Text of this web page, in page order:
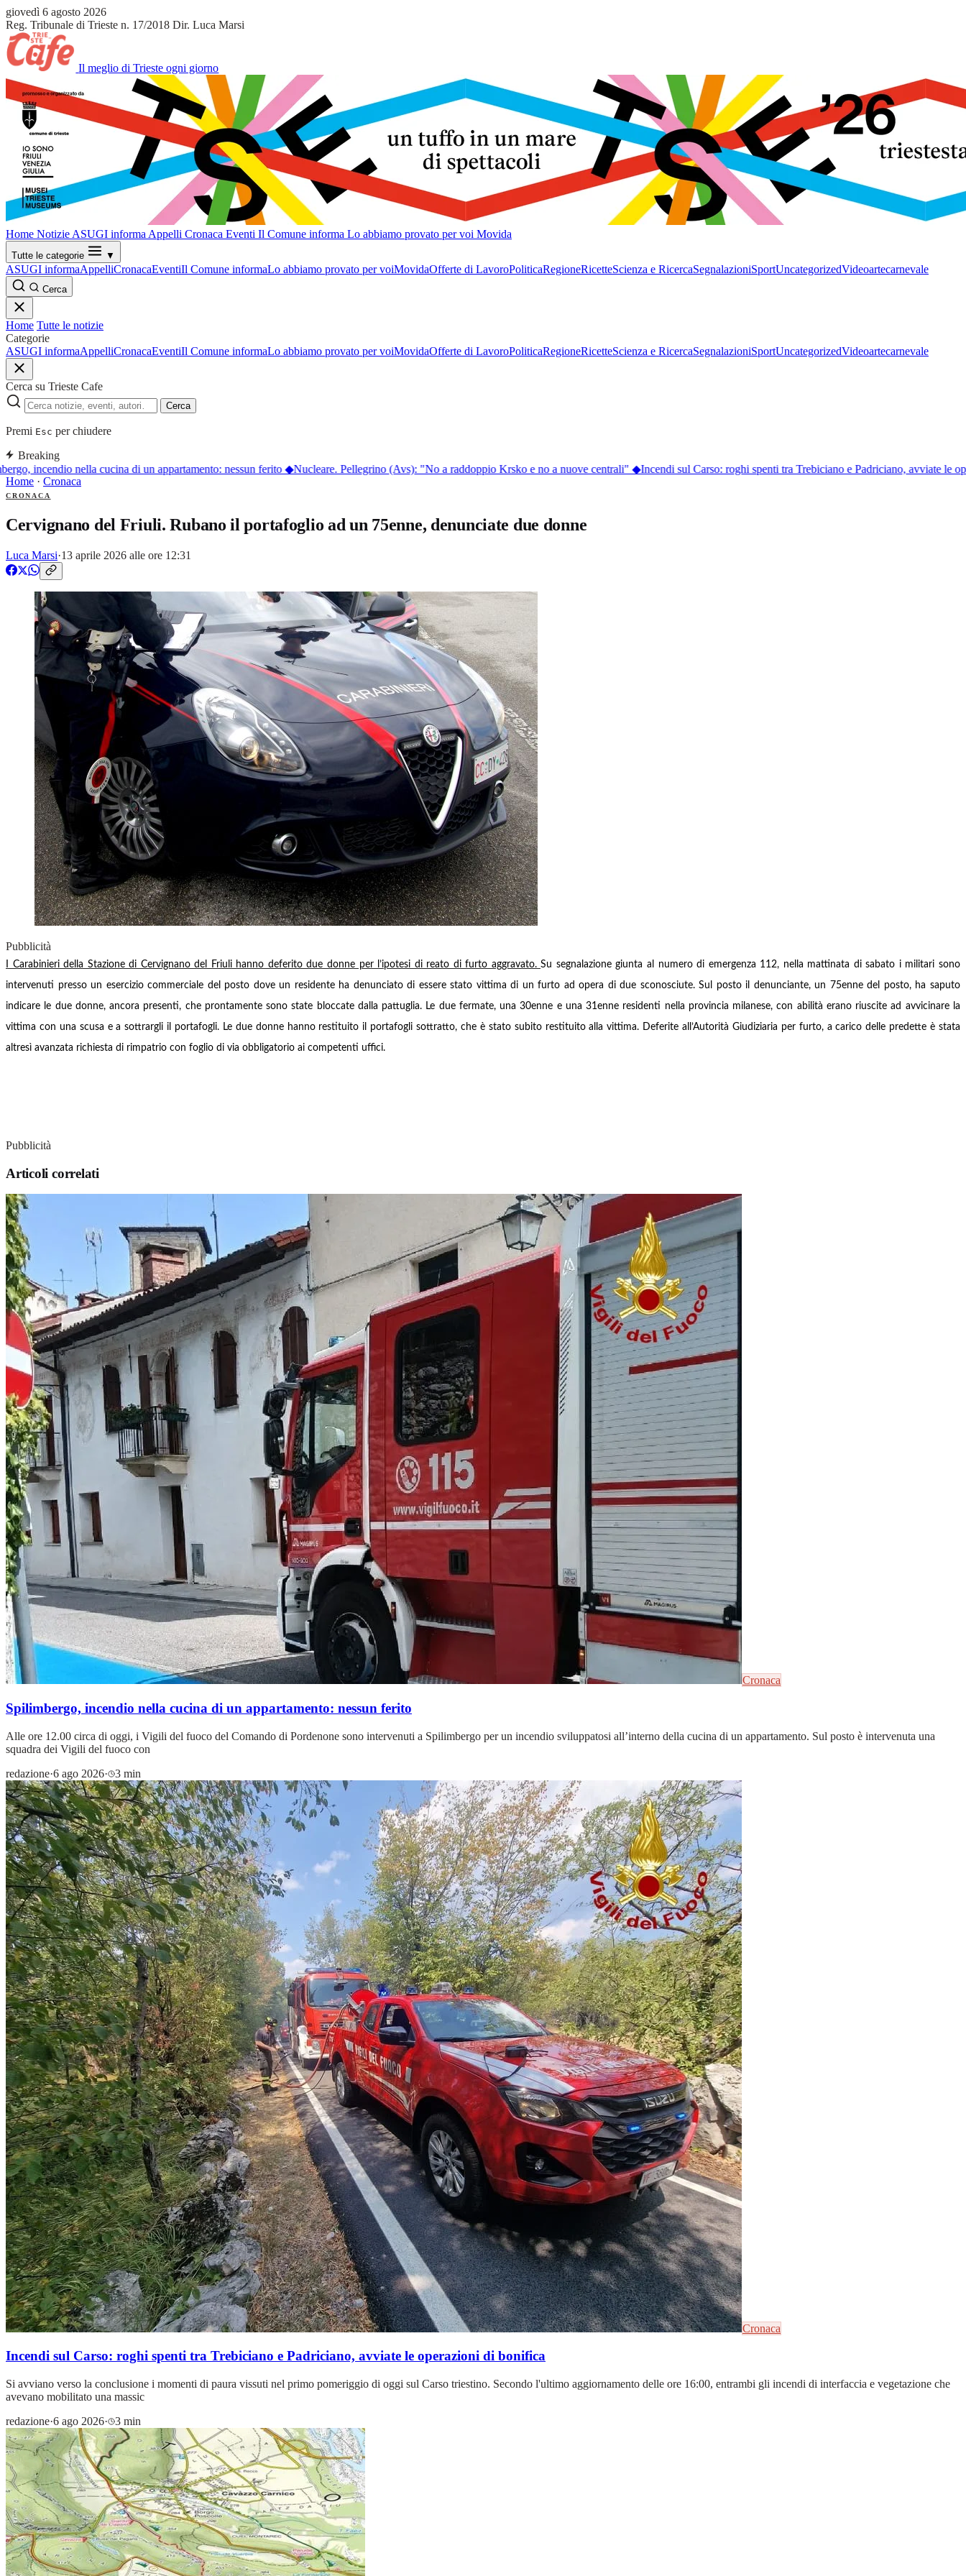
giovedì 6 agosto 2026
Reg. Tribunale di Trieste n. 17/2018 Dir. Luca Marsi
Il meglio di Trieste ogni giorno
Home Notizie ASUGI informa Appelli Cronaca Eventi Il Comune informa Lo abbiamo provato per voi Movida
Tutte le categorie ▼
ASUGI informaAppelliCronacaEventiIl Comune informaLo abbiamo provato per voiMovidaOfferte di LavoroPoliticaRegioneRicetteScienza e RicercaSegnalazioniSportUncategorizedVideoartecarnevale
Cerca
Home Tutte le notizie
Categorie
ASUGI informaAppelliCronacaEventiIl Comune informaLo abbiamo provato per voiMovidaOfferte di LavoroPoliticaRegioneRicetteScienza e RicercaSegnalazioniSportUncategorizedVideoartecarnevale
Cerca su Trieste Cafe
Cerca
Premi Esc per chiudere
Breaking
incendio nella cucina di un appartamento: nessun ferito◆Nucleare. Pellegrino (Avs): "No a raddoppio Krsko e no a nuove centrali"◆ Incendi sul Carso: roghi spenti tra Trebiciano e Padriciano, avviate le
Home · Cronaca
CRONACA
Cervignano del Friuli. Rubano il portafoglio ad un 75enne, denunciate due donne
Luca Marsi·13 aprile 2026 alle ore 12:31
Pubblicità
I Carabinieri della Stazione di Cervignano del Friuli hanno deferito due donne per l’ipotesi di reato di furto aggravato.Su segnalazione giunta al numero di emergenza 112, nella mattinata di sabato i militari sono
intervenuti presso un esercizio commerciale del posto dove un residente ha denunciato di essere stato vittima di un furto ad opera di due sconosciute.Sul posto il denunciante, un 75enne del posto, ha saputo
indicare le due donne, ancora presenti, che prontamente sono state bloccate dalla pattuglia. Le due fermate, una 30enne e una 31enne residenti nella provincia milanese, con abilità erano riuscite ad avvicinare la
vittima con una scusa e a sottrargli il portafogli. Le due donne hanno restituito il portafogli sottratto, che è stato subito restituito alla vittima. Deferite all’Autorità Giudiziaria per furto, a carico delle predette è stata
altresì avanzata richiesta di rimpatrio con foglio di via obbligatorio ai competenti uffici.
Pubblicità
Articoli correlati
Cronaca
Spilimbergo, incendio nella cucina di un appartamento: nessun ferito
Alle ore 12.00 circa di oggi, i Vigili del fuoco del Comando di Pordenone sono intervenuti a Spilimbergo per un incendio sviluppatosi all’interno della cucina di un appartamento. Sul posto è intervenuta una
squadra dei Vigili del fuoco con
redazione·6 ago 2026· 3 min
Cronaca
Incendi sul Carso: roghi spenti tra Trebiciano e Padriciano, avviate le operazioni di bonifica
Si avviano verso la conclusione i momenti di paura vissuti nel primo pomeriggio di oggi sul Carso triestino. Secondo l'ultimo aggiornamento delle ore 16:00, entrambi gli incendi di interfaccia e vegetazione che
avevano mobilitato una massic
redazione·6 ago 2026· 3 min